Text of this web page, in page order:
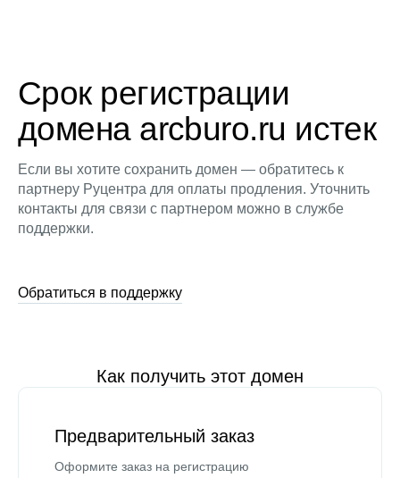
Срок регистрации
домена arcburo.ru истек
Если вы хотите сохранить домен — обратитесь к
партнеру Руцентра для оплаты продления. Уточнить
контакты для связи с партнером можно в службе
поддержки.
Обратиться в поддержку
Как получить этот домен
Предварительный заказ
Оформите заказ на регистрацию